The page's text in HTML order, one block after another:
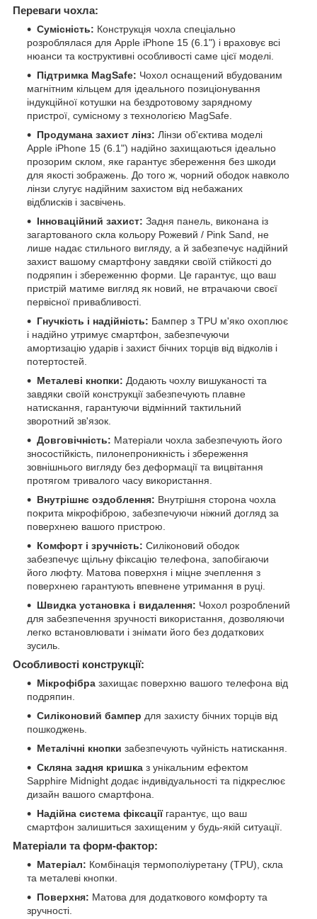
Переваги чохла:
Сумісність: Конструкція чохла спеціально
розроблялася для Apple iPhone 15 (6.1") і враховує всі
нюанси та коструктивні особливості саме цієї моделі.
Підтримка MagSafe: Чохол оснащений вбудованим
магнітним кільцем для ідеального позиціонування
індукційної котушки на бездротовому зарядному
пристрої, сумісному з технологією MagSafe.
Продумана захист лінз: Лінзи об'єктива моделі
Apple iPhone 15 (6.1") надійно захищаються ідеально
прозорим склом, яке гарантує збереження без шкоди
для якості зображень. До того ж, чорний ободок навколо
лінзи слугує надійним захистом від небажаних
відблисків і засвічень.
Інноваційний захист: Задня панель, виконана із
загартованого скла кольору Рожевий / Pink Sand, не
лише надає стильного вигляду, а й забезпечує надійний
захист вашому смартфону завдяки своїй стійкості до
подряпин і збереженню форми. Це гарантує, що ваш
пристрій матиме вигляд як новий, не втрачаючи своєї
первісної привабливості.
Гнучкість і надійність: Бампер з TPU м'яко охоплює
і надійно утримує смартфон, забезпечуючи
амортизацію ударів і захист бічних торців від відколів і
потертостей.
Металеві кнопки: Додають чохлу вишуканості та
завдяки своїй конструкції забезпечують плавне
натискання, гарантуючи відмінний тактильний
зворотний зв'язок.
Довговічність: Матеріали чохла забезпечують його
зносостійкість, пилонепроникність і збереження
зовнішнього вигляду без деформації та вицвітання
протягом тривалого часу використання.
Внутрішнє оздоблення: Внутрішня сторона чохла
покрита мікрофіброю, забезпечуючи ніжний догляд за
поверхнею вашого пристрою.
Комфорт і зручність: Силіконовий ободок
забезпечує щільну фіксацію телефона, запобігаючи
його люфту. Матова поверхня і міцне зчеплення з
поверхнею гарантують впевнене утримання в руці.
Швидка установка і видалення: Чохол розроблений
для забезпечення зручності використання, дозволяючи
легко встановлювати і знімати його без додаткових
зусиль.
Особливості конструкції:
Мікрофібра захищає поверхню вашого телефона від
подряпин.
Силіконовий бампер для захисту бічних торців від
пошкоджень.
Металічні кнопки забезпечують чуйність натискання.
Скляна задня кришка з унікальним ефектом
Sapphire Midnight додає індивідуальності та підкреслює
дизайн вашого смартфона.
Надійна система фіксаціїгарантує, що ваш
смартфон залишиться захищеним у будь-якій ситуації.
Матеріали та форм-фактор:
Матеріал: Комбінація термополіуретану (TPU), скла
та металеві кнопки.
Поверхня: Матова для додаткового комфорту та
зручності.